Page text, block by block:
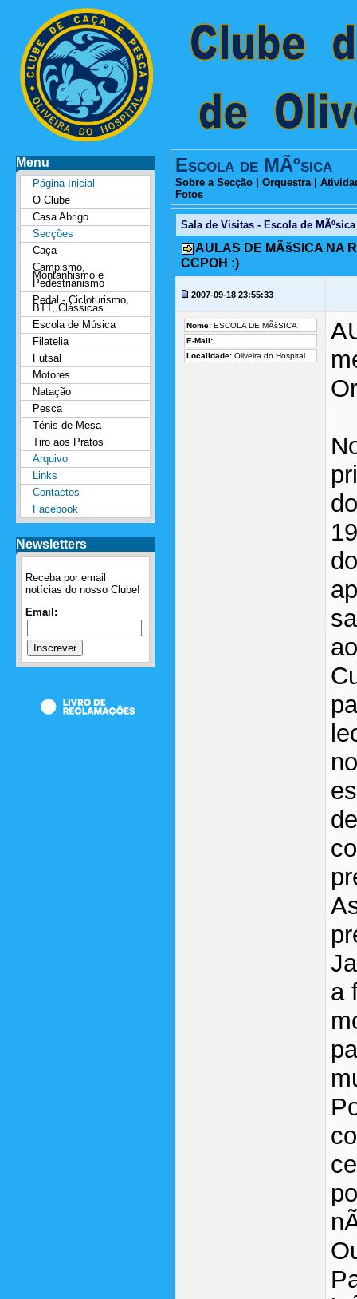
Menu
Página Inicial
O Clube
Casa Abrigo
Secções
Caça
Campismo,
Montanhismo e
Pedestrianismo
Pedal - Cicloturismo,
BTT, Clássicas
Escola de Música
Filatelia
Futsal
Motores
Natação
Pesca
Ténis de Mesa
Tiro aos Pratos
Arquivo
Links
Contactos
Facebook
Newsletters
Receba por email
notícias do nosso Clube!
Email:
Escola de MÃºsica
Sobre a Secção Orquestra|
Fotos
Sala de Visitas - Escola de MÃºsica
AULAS DE MÃšSICA NA
CCPOH :)
2007-09-18 23:55:33
Nome: ESCOLA DE MÃšSICA
E-Mail:
Localidade: Oliveira do Hospital
a